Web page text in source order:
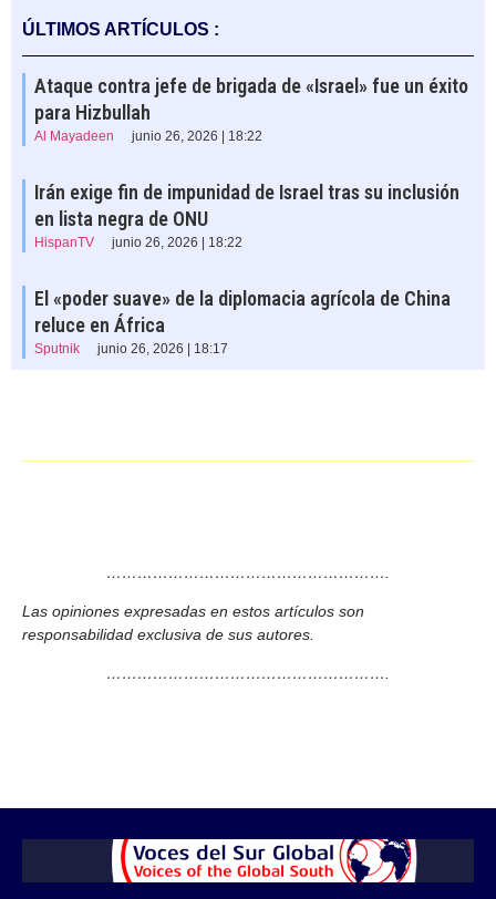
ÚLTIMOS ARTÍCULOS :
Ataque contra jefe de brigada de «Israel» fue un éxito
para Hizbullah
Al Mayadeen junio 26, 2026 | 18:22
Irán exige fin de impunidad de Israel tras su inclusión
en lista negra de ONU
HispanTV junio 26, 2026 | 18:22
El «poder suave» de la diplomacia agrícola de China
reluce en África
Sputnik junio 26, 2026 | 18:17
……………………………………………….
Las opiniones expresadas en estos artículos son
responsabilidad exclusiva de sus autores.
……………………………………………….